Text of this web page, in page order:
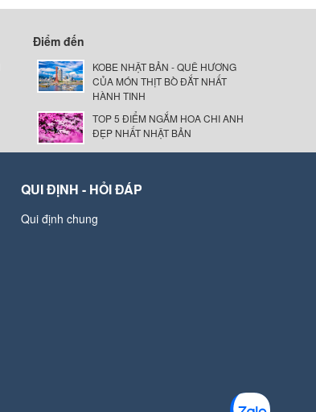
Điểm đến
KOBE NHẬT BẢN - QUÊ HƯƠNG
CỦA MÓN THỊT BÒ ĐẮT NHẤT
HÀNH TINH
TOP 5 ĐIỂM NGẮM HOA CHI ANH
ĐẸP NHẤT NHẬT BẢN
QUI ĐỊNH - HỎI ĐÁP
Qui định chung